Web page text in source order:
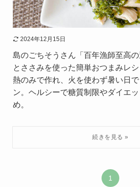
2024年12月15日
島のごちそうさん「百年漁師至高の
とささみを使った簡単おつまみレ
熱のみで作れ、火を使わず暑い日
ン。ヘルシーで糖質制限やダイエ
め。
1